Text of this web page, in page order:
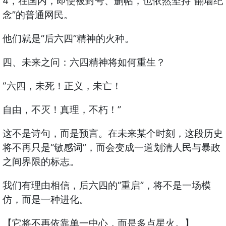
念”的普通网民。
他们就是“后六四”精神的火种。
四、未来之问：六四精神将如何重生？
‘’六四，未死！正义，未亡！
自由，不灭！真理，不朽！”
这不是诗句，而是预言。在未来某个时刻，这段历史
将不再只是“敏感词”，而会变成一道划清人民与暴政
之间界限的标志。
我们有理由相信，后六四的“重启”，将不是一场模
仿，而是一种进化。
【它将不再依靠单一中心，而是多点星火。】